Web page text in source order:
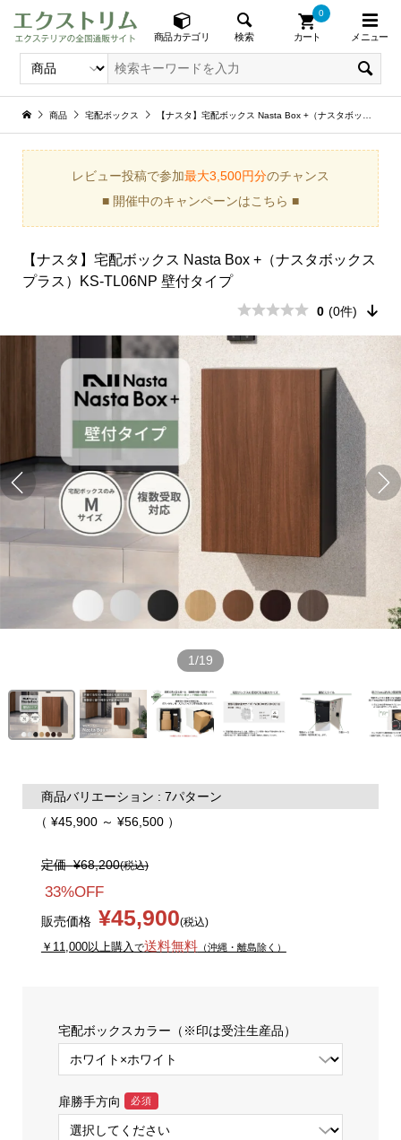
商品カテゴリ 検索 カート
0
メニュー
商品 宅配ボックス 【ナスタ】宅配ボックス Nasta Box +（ナスタボックス プラス）KS-TL06NP 壁付タイプ
レビュー投稿で参加最大3,500円分のチャンス
■ 開催中のキャンペーンはこちら ■
【ナスタ】宅配ボックス Nasta Box +（ナスタボックス
プラス）KS-TL06NP 壁付タイプ
0 (0件)
1/19
商品バリエーション : 7パターン
（ ¥45,900 ～ ¥56,500 ）
定価¥68,200(税込)
33%OFF
販売価格 ¥45,900(税込)
￥11,000以上購入 で送料無料（沖縄・離島除く）
宅配ボックスカラー（※印は受注生産品）
扉勝手方向 必須